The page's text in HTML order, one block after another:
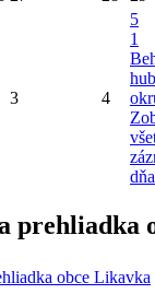
3 4
5
1
dňa
prehliadka